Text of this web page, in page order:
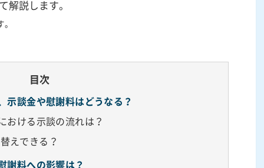
解説します。
。
目次
示談金や慰謝料はどうなる？
おける示談の流れは？
えできる？
謝料への影響は？